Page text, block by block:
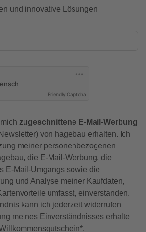
und innovative Lösungen
Friendly Captcha
zugeschnittene E-Mail-Werbung
von hagebau erhalten. Ich
meiner personenbezogenen
, die E-Mail-Werbung, die
E-Mail-Umgangs sowie die
und Analyse meiner Kaufdaten,
umfasst, einverstanden.
kann ich jederzeit widerrufen.
meines Einverständnisses erhalte
*.